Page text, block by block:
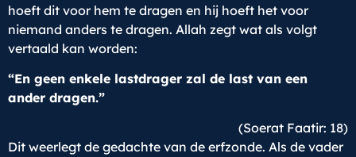
hoeft dit voor hem te dragen en hij hoeft het voor
niemand anders te dragen. Allah zegt wat als volgt
vertaald kan worden:
“En geen enkele lastdrager zal de last van een
ander dragen.”
(Soerat Faatir: 18)
Dit weerlegt de gedachte van de erfzonde. Als de vader